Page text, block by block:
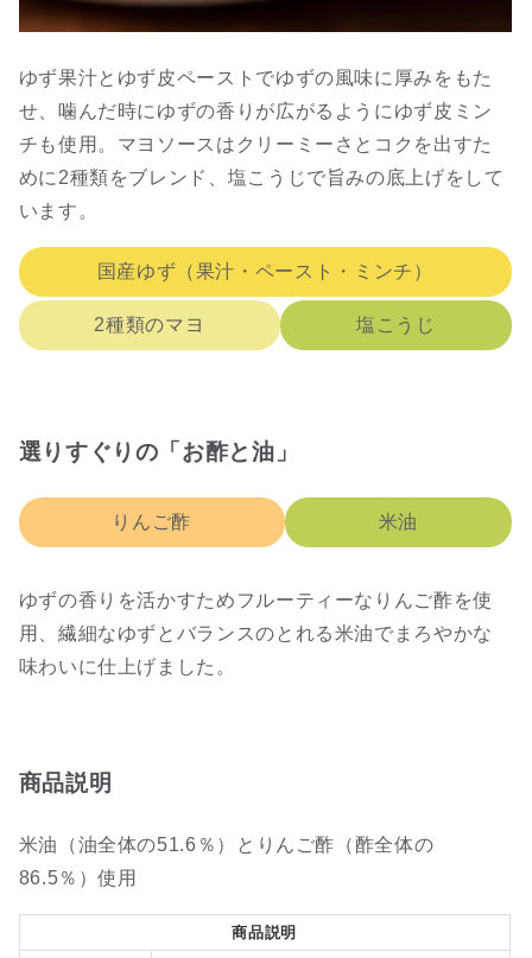
ゆず果汁とゆず皮ペーストでゆずの風味に厚みをもた
せ、噛んだ時にゆずの香りが広がるようにゆず皮ミン
チも使用。マヨソースはクリーミーさとコクを出すた
めに2種類をブレンド、塩こうじで旨みの底上げをして
います。
国産ゆず（果汁・ペースト・ミンチ）
2種類のマヨ 塩こうじ
選りすぐりの「お酢と油」
りんご酢 米油
ゆずの香りを活かすためフルーティーなりんご酢を使
用、繊細なゆずとバランスのとれる米油でまろやかな
味わいに仕上げました。
商品説明
米油（油全体の51.6％）とりんご酢（酢全体の
86.5％）使用
商品説明